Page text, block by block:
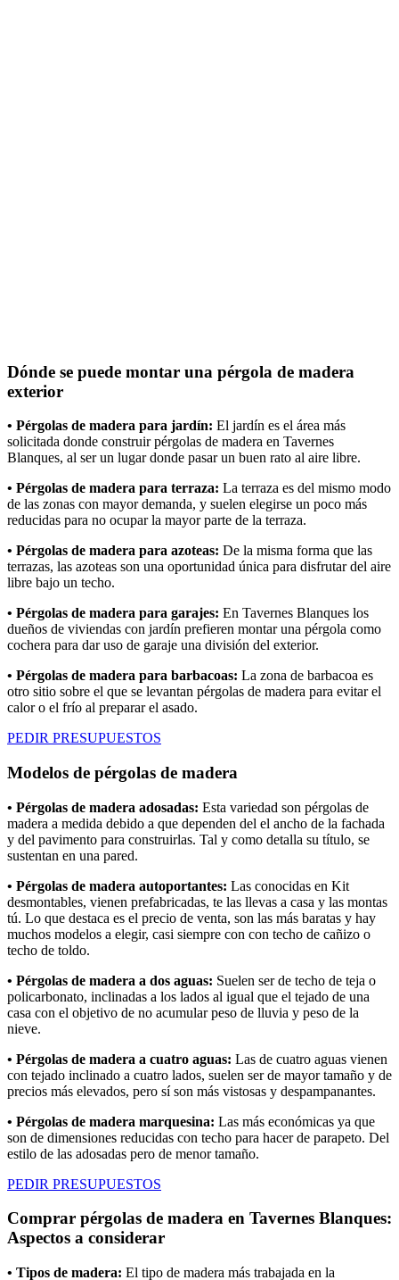
Dónde se puede montar una pérgola de madera
exterior
• Pérgolas de madera para jardín: El jardín es el área más
solicitada donde construir pérgolas de madera en Tavernes
Blanques, al ser un lugar donde pasar un buen rato al aire libre.
• Pérgolas de madera para terraza: La terraza es del mismo modo
de las zonas con mayor demanda, y suelen elegirse un poco más
reducidas para no ocupar la mayor parte de la terraza.
• Pérgolas de madera para azoteas: De la misma forma que las
terrazas, las azoteas son una oportunidad única para disfrutar del aire
libre bajo un techo.
• Pérgolas de madera para garajes: En Tavernes Blanques los
dueños de viviendas con jardín prefieren montar una pérgola como
cochera para dar uso de garaje una división del exterior.
• Pérgolas de madera para barbacoas: La zona de barbacoa es
otro sitio sobre el que se levantan pérgolas de madera para evitar el
calor o el frío al preparar el asado.
PEDIR PRESUPUESTOS
Modelos de pérgolas de madera
• Pérgolas de madera adosadas: Esta variedad son pérgolas de
madera a medida debido a que dependen del el ancho de la fachada
y del pavimento para construirlas. Tal y como detalla su título, se
sustentan en una pared.
• Pérgolas de madera autoportantes: Las conocidas en Kit
desmontables, vienen prefabricadas, te las llevas a casa y las montas
tú. Lo que destaca es el precio de venta, son las más baratas y hay
muchos modelos a elegir, casi siempre con con techo de cañizo o
techo de toldo.
• Pérgolas de madera a dos aguas: Suelen ser de techo de teja o
policarbonato, inclinadas a los lados al igual que el tejado de una
casa con el objetivo de no acumular peso de lluvia y peso de la
nieve.
• Pérgolas de madera a cuatro aguas: Las de cuatro aguas vienen
con tejado inclinado a cuatro lados, suelen ser de mayor tamaño y de
precios más elevados, pero sí son más vistosas y despampanantes.
• Pérgolas de madera marquesina: Las más económicas ya que
son de dimensiones reducidas con techo para hacer de parapeto. Del
estilo de las adosadas pero de menor tamaño.
PEDIR PRESUPUESTOS
Comprar pérgolas de madera en Tavernes Blanques:
Aspectos a considerar
• Tipos de madera: El tipo de madera más trabajada en la